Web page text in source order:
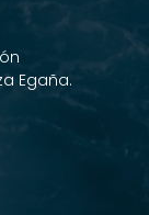
Egaña.